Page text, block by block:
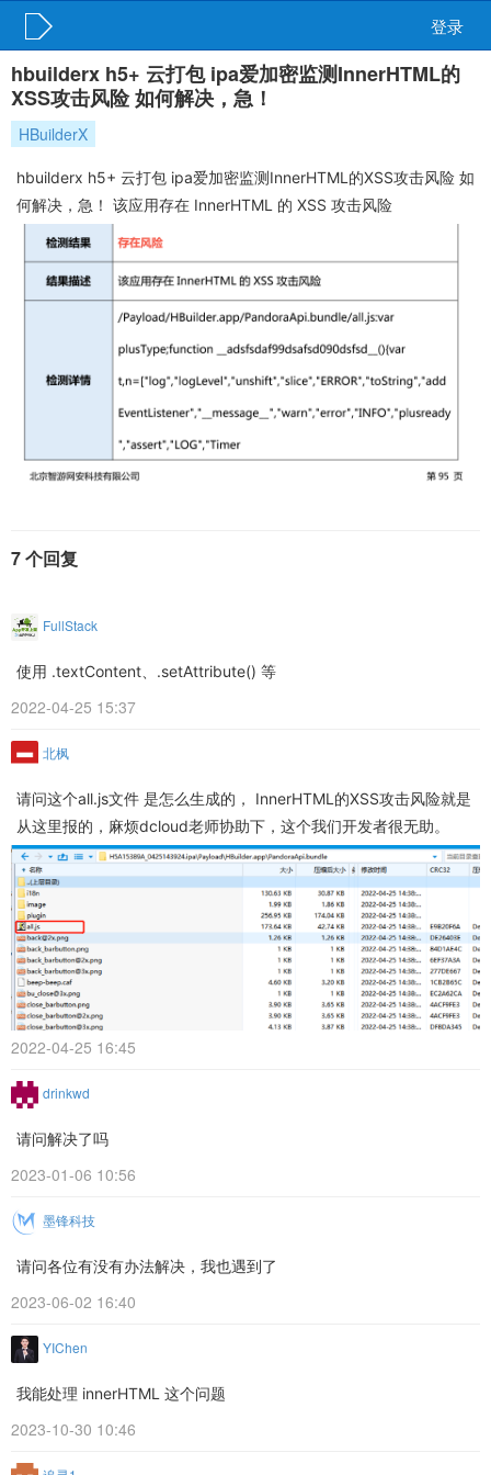
登录
hbuilderx h5+ 云打包 ipa爱加密监测InnerHTML的
XSS攻击风险 如何解决，急！
HBuilderX
hbuilderx h5+ 云打包 ipa爱加密监测InnerHTML的XSS攻击风险 如
何解决，急！ 该应用存在 InnerHTML 的 XSS 攻击风险
7 个回复
FullStack
使用 .textContent、.setAttribute() 等
2022-04-25 15:37
北枫
请问这个all.js文件 是怎么生成的， InnerHTML的XSS攻击风险就是
从这里报的，麻烦dcloud老师协助下，这个我们开发者很无助。
2022-04-25 16:45
drinkwd
请问解决了吗
2023-01-06 10:56
墨锋科技
请问各位有没有办法解决，我也遇到了
2023-06-02 16:40
YIChen
我能处理 innerHTML 这个问题
2023-10-30 10:46